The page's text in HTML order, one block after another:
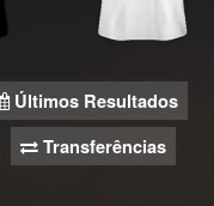
Últimos Resultados
Transferências